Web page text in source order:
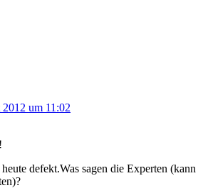
um 11:02
defekt.Was sagen die Experten (kann